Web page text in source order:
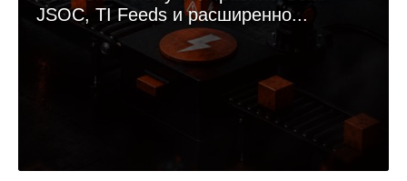
JSOC, TI Feeds и расширенно...